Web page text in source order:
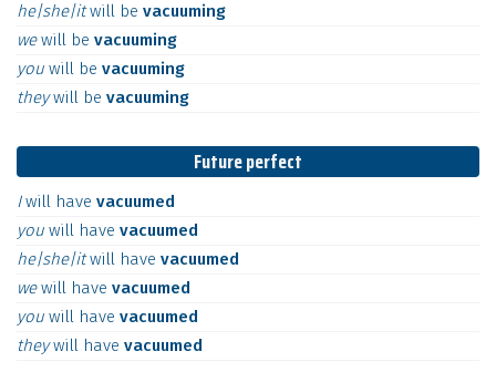
he|she|itwill be vacuuming
wewill be vacuuming
you will be vacuuming
theywill be vacuuming
Future perfect
Iwill have vacuumed
you will have vacuumed
he|she|itwill have vacuumed
wewill have vacuumed
you will have vacuumed
theywill have vacuumed